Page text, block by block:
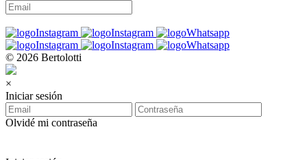
© 2026 Bertolotti
×
Iniciar sesión
Olvidé mi contraseña